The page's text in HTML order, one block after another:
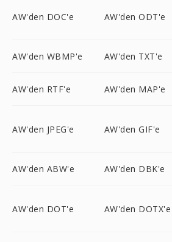
AW'den DOC'e AW'den ODT'e
AW'den WBMP'e AW'den TXT'e
AW'den RTF'e AW'den MAP'e
AW'den JPEG'e AW'den GIF'e
AW'den ABW'e AW'den DBK'e
AW'den DOT'e AW'den DOTX'e